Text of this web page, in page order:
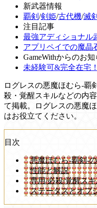
新武器情報
覇剣 /剣姫/古代機/滅剣
注目記事
最強アディショナル
アプリペイでの魔晶
GameWithからのお
未経験可&完全在宅
ログレスの悪魔ほむら-覇
殺・覚醒スキルなどの内
て掲載。ログレスの悪魔
はお役立てください。
目次
悪魔ほむら-覇剣-
性能と解説
専用/必殺/覚醒ス
ステータスとオプ